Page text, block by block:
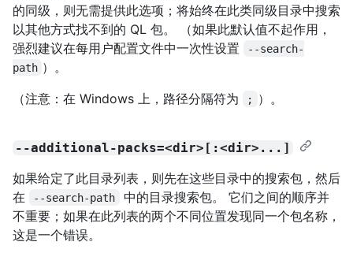
的同级，则无需提供此选项；将始终在此类同级目录中搜索
以其他方式找不到的 QL 包。 （如果此默认值不起作用，
强烈建议在每用户配置文件中一次性设置
--search-
path ）。
（注意：在 Windows 上，路径分隔符为
; ）。
--additional-packs=<dir>[:<dir>...]
如果给定了此目录列表，则先在这些目录中的搜索包，然后
在
--search-path
中的目录搜索包。 它们之间的顺序并
不重要；如果在此列表的两个不同位置发现同一个包名称，
这是一个错误。